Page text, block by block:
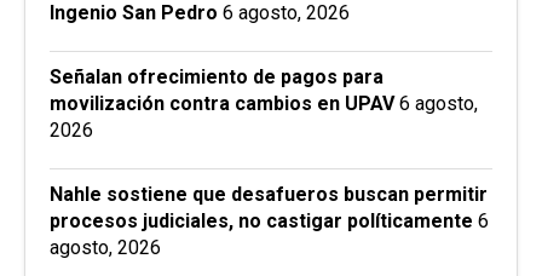
Ingenio San Pedro 6 agosto, 2026
Señalan ofrecimiento de pagos para
movilización contra cambios en UPAV 6 agosto,
2026
Nahle sostiene que desafueros buscan permitir
procesos judiciales, no castigar políticamente 6
agosto, 2026